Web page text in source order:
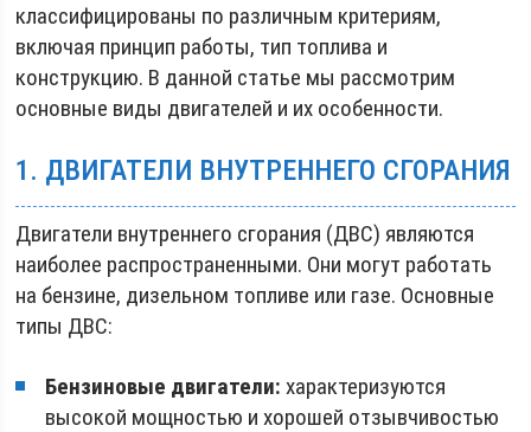
классифицированы по различным критериям,
включая принцип работы, тип топлива и
конструкцию. В данной статье мы рассмотрим
основные виды двигателей и их особенности.
1. ДВИГАТЕЛИ ВНУТРЕННЕГО СГОРАНИЯ
Двигатели внутреннего сгорания (ДВС) являются
наиболее распространенными. Они могут работать
на бензине, дизельном топливе или газе. Основные
типы ДВС:
Бензиновые двигатели: характеризуются
высокой мощностью и хорошей отзывчивостью